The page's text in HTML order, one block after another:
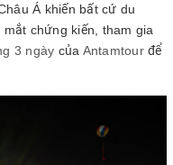
Á khiến bất cứ du
chứng kiến, tham gia
3 ngày của Antamtourđể